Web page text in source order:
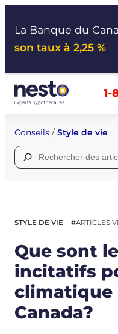
La Banque du
son taux à 2,25 %
1-
Conseils / Style de vie
Rechercher :
STYLE DE VIE #ARTICLES
Que sont
incitatifs
climatique
Canada?